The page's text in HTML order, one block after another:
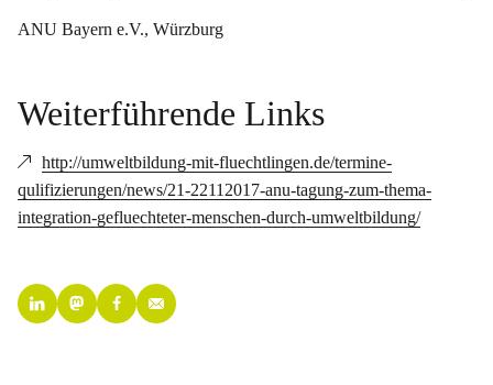
ANU Bayern e.V., Würzburg
Weiterführende Links
http://umweltbildung-mit-fluechtlingen.de/termine-
qulifizierungen/news/21-22112017-anu-tagung-zum-thema-
integration-gefluechteter-menschen-durch-umweltbildung/